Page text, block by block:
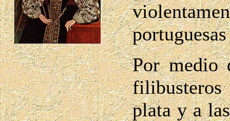
Por medio
plata y a